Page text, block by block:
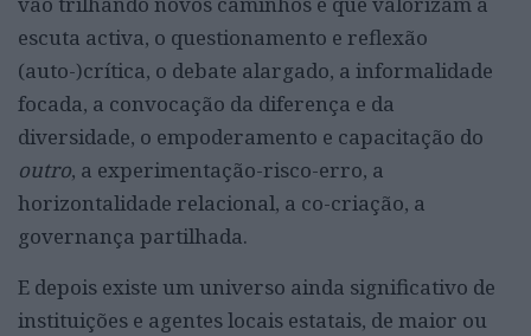
escuta activa, o questionamento e reflexão
(auto-)crítica, o debate alargado, a informalidade
focada, a convocação da diferença e da
diversidade, o empoderamento e capacitação do
outro, a experimentação-risco-erro, a
horizontalidade relacional, a co-criação, a
governança partilhada.
E depois existe um universo ainda significativo de
instituições e agentes locais estatais, de maior ou